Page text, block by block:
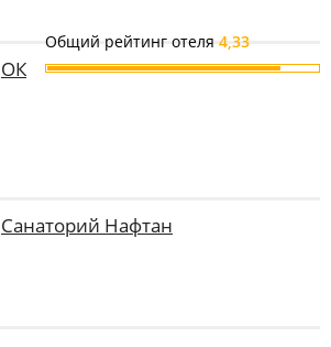
Общий рейтинг отеля 4,33
ОК
Санаторий Нафтан